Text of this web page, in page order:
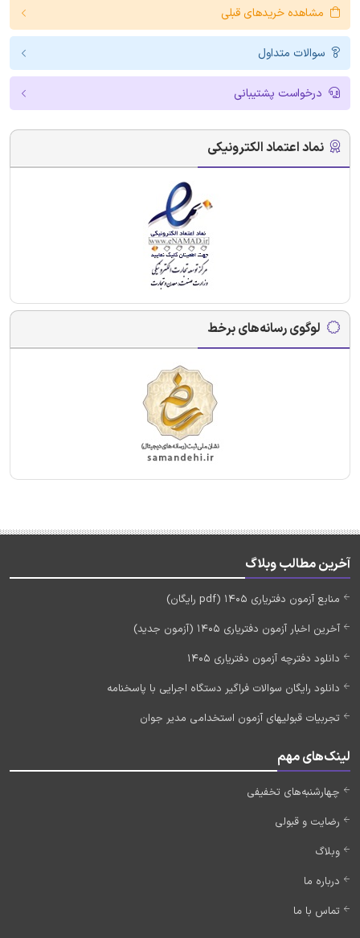
مشاهده خریدهای قبلی
سوالات متداول
درخواست پشتیبانی
نماد اعتماد الکترونیکی
لوگوی رسانه‌های برخط
آخرین مطالب وبلاگ
منابع آزمون دفتریاری 1405 (pdf رایگان)
آخرین اخبار آزمون دفتریاری 1405 (آزمون جدید)
دانلود دفترچه آزمون دفتریاری 1405
دانلود رایگان سوالات فراگیر دستگاه اجرایی با پاسخنامه
تجربیات قبولیهای آزمون استخدامی مدیر جوان
لینک‌های مهم
چهارشنبه‌های تخفیفی
رضایت و قبولی
وبلاگ
درباره ما
تماس با ما